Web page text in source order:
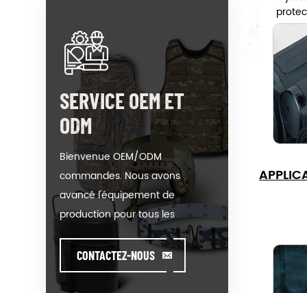
SERVICE OEM ET
ODM
Bienvenue OEM/ODM
commandes. Nous avons
avancé l'équipement de
production pour tous les
produits de notre catégorie. On
pourrait mettre votre logo sur
notre hot-vente de modèle ou
CONTACTEZ-NOUS